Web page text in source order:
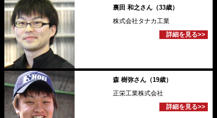
裏田 和之さん（33歳）
株式会社タナカ工業
詳細を見る>>
森 樹弥さん（19歳）
正栄工業株式会社
詳細を見る>>